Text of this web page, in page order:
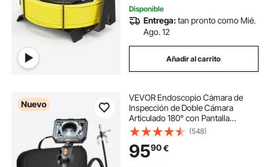
Disponible
Entrega:tan pronto como Mié.
Ago. 12
Añadir al carrito
Nuevo
VEVOR Endoscopio Cámara de
Inspección de Doble Cámara
Articulado 180° con Pantalla
Dividida IPS, Zoom Multinivel, Cable
de 1,5 m, Sonda de 6,2 mm, 5000
mAh, 32 GB, para Motores
Fontanería y Automoción
(548)
9590€